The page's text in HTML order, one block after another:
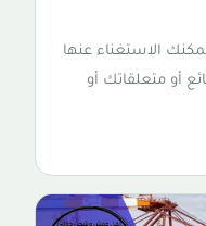
الاستغناء عنها
أو متعلقاتك أو